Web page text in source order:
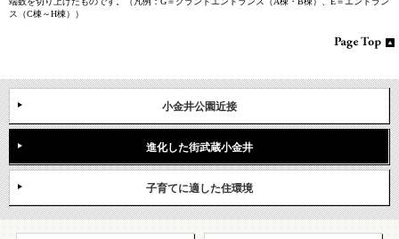
ス（C棟～H棟））
小金井公園近接
進化した街武蔵小金井
子育てに適した住環境